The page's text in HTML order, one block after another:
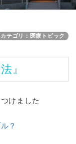
カテゴリ：医療トピック
』
けました
？